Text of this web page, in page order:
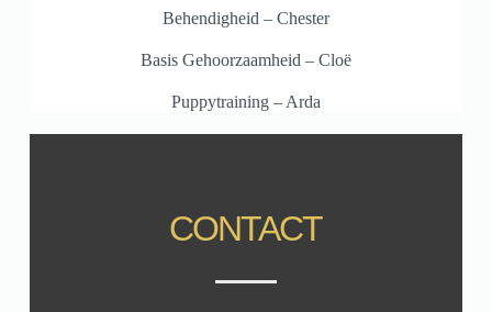
Behendigheid – Chester
Basis Gehoorzaamheid – Cloë
Puppytraining – Arda
CONTACT